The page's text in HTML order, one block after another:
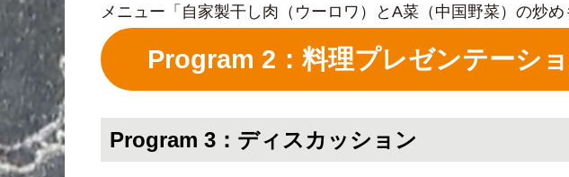
メニュー「自家製干し肉（ウーロワ）とA菜（中国野菜）の炒め
Program 2：料理プレゼンテーシ
Program 3：ディスカッション